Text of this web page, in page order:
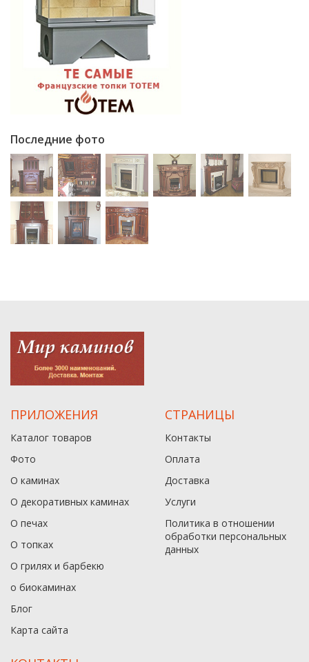
Последние фото
ПРИЛОЖЕНИЯ
Каталог товаров
Фото
О каминах
О декоративных каминах
О печах
О топках
О грилях и барбекю
о биокаминах
Блог
Карта сайта
СТРАНИЦЫ
Контакты
Оплата
Доставка
Услуги
Политика в отношении
обработки персональных
данныx